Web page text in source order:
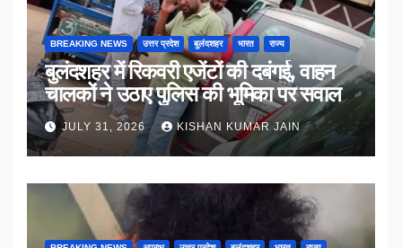
BREAKING NEWS उत्तर प्रदेश बुलंदशहर भारत राज्य
बुलंदशहर में रिकवरी एजेंटों की दबंगई, वाहन
चालकों ने उठाए पुलिस की भूमिका पर सवाल
JULY 31, 2026 KISHAN KUMAR JAIN